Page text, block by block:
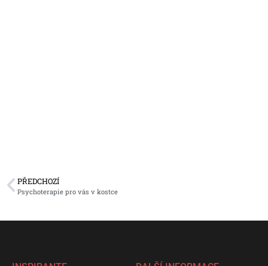
PŘEDCHOZÍ
Psychoterapie pro vás v kostce